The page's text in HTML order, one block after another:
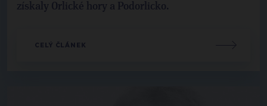
získaly Orlické hory a Podorlicko.
CELÝ ČLÁNEK